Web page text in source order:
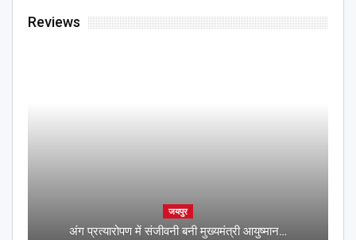
Reviews
जयपुर
अंग प्रत्यारोपण में संजीवनी बनी मुख्यमंत्री आयुष्मान…